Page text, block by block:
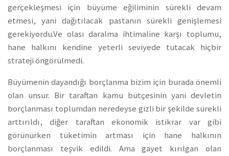
gerçekleşmesi için büyüme eğiliminin sürekli devam
etmesi, yani dağıtılacak pastanın sürekli genişlemesi
gerekiyordu.Ve olası daralma ihtimaline karşı toplumu,
hane halkını kendine yeterli seviyede tutacak hiçbir
strateji öngörülmedi.
Büyümenin dayandığı borçlanma bizim için burada önemli
olan unsur. Bir taraftan kamu bütçesinin yani devletin
borçlanması toplumdan neredeyse gizli bir şekilde sürekli
arttırıldı, diğer taraftan ekonomik istikrar var gibi
görünürken tüketimin artması için hane halkının
borçlanması teşvik edildi. Ama gayet kırılgan olan